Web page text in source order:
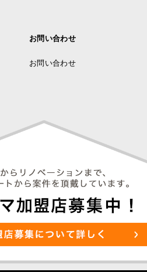
お問い合わせ
お問い合わせ